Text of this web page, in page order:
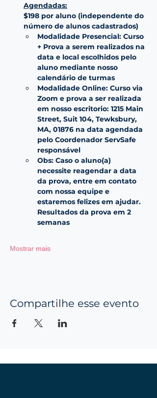
Agendadas:
$198 por aluno (independente do
número de alunos cadastrados)
Modalidade Presencial: Curso
+ Prova a serem realizados na
data e local escolhidos pelo
aluno mediante nosso
calendário de turmas
Modalidade Online: Curso via
Zoom e prova a ser realizada
em nosso escritorio: 1215 Main
Street, Suit 104, Tewksbury,
MA, 01876 na data agendada
pelo Coordenador ServSafe
responsável
Obs: Caso o aluno(a)
necessite reagendar a data
da prova, entre em contato
com nossa equipe e
estaremos felizes em ajudar.
Resultados da prova em 2
semanas
Mostrar mais
Compartilhe esse evento